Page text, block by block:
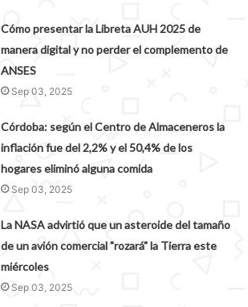
Cómo presentar la Libreta AUH 2025 de
manera digital y no perder el complemento de
ANSES
Sep 03, 2025
Córdoba: según el Centro de Almaceneros la
inflación fue del 2,2% y el 50,4% de los
hogares eliminó alguna comida
Sep 03, 2025
La NASA advirtió que un asteroide del tamaño
de un avión comercial "rozará" la Tierra este
miércoles
Sep 03, 2025